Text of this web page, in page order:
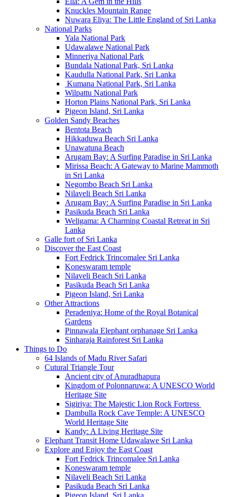
Knuckles Mountain Range
Nuwara Eliya: The Little England of Sri Lanka
National Parks
Yala National Park
Udawalawe National Park
Minneriya National Park
Bundala National Park, Sri Lanka
Kaudulla National Park, Sri Lanka
Kumana National Park, Sri Lanka
Wilpattu National Park
Horton Plains National Park, Sri Lanka
Pigeon Island, Sri Lanka
Golden Sandy Beaches
Bentota Beach
Hikkaduwa Beach Sri Lanka
Unawatuna Beach
Arugam Bay: A Surfing Paradise in Sri Lanka
Mirissa Beach: A Gateway to Marine Mammoth
in Sri Lanka
Negombo Beach Sri Lanka
Nilaveli Beach Sri Lanka
Arugam Bay: A Surfing Paradise in Sri Lanka
Pasikuda Beach Sri Lanka
Weligama: A Charming Coastal Retreat in Sri
Lanka
Galle fort of Sri Lanka
Discover the East Coast
Fort Fedrick Trincomalee Sri Lanka
Koneswaram temple
Nilaveli Beach Sri Lanka
Pasikuda Beach Sri Lanka
Pigeon Island, Sri Lanka
Other Attractions
Peradeniya: Home of the Royal Botanical
Gardens
Pinnawala Elephant orphanage Sri Lanka
Sinharaja Rainforest Sri Lanka
Things to Do
64 Islands of Madu River Safari
Cutural Triangle Tour
Ancient city of Anuradhapura
Kingdom of Polonnaruwa: A UNESCO World
Heritage Site
Sigiriya: The Majestic Lion Rock Fortress
Dambulla Rock Cave Temple: A UNESCO
World Heritage Site
Kandy: A Living Heritage Site
Elephant Transit Home Udawalawe Sri Lanka
Explore and Enjoy the East Coast
Fort Fedrick Trincomalee Sri Lanka
Koneswaram temple
Nilaveli Beach Sri Lanka
Pasikuda Beach Sri Lanka
Pigeon Island, Sri Lanka